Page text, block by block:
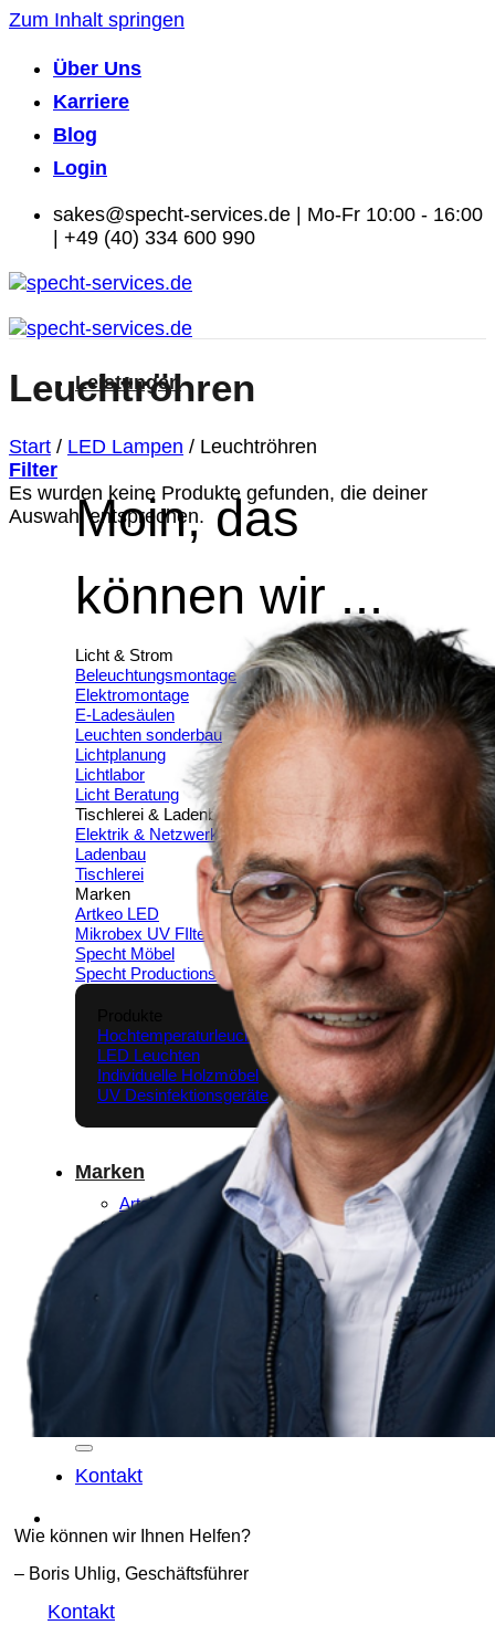
Zum Inhalt springen
Über Uns
Karriere
Blog
Login
sakes@specht-services.de | Mo-Fr 10:00 - 16:00
| +49 (40) 334 600 990
Leistungen
Moin, das
können wir ...
Licht & Strom
Beleuchtungsmontage
Elektromontage
E-Ladesäulen
Leuchten sonderbau
Lichtplanung
Lichtlabor
Licht Beratung
Tischlerei & Ladenbau
Elektrik & Netzwerk
Ladenbau
Tischlerei
Marken
Artkeo LED
Mikrobex UV FIlter
Specht Möbel
Specht Productions
Hochtemperaturleuchten
LED Leuchten
Individuelle Holzmöbel
UV Desinfektionsgeräte
Marken
Arteko LED
Mikrobex
Wissen & Infos
Shop
Suchen nach:
Kontakt
Leuchtröhren
Start / LED Lampen / Leuchtröhren
Filter
Es wurden keine Produkte gefunden, die deiner
Auswahl entsprechen.
Wie können wir Ihnen Helfen?
– Boris Uhlig, Geschäftsführer
Kontakt